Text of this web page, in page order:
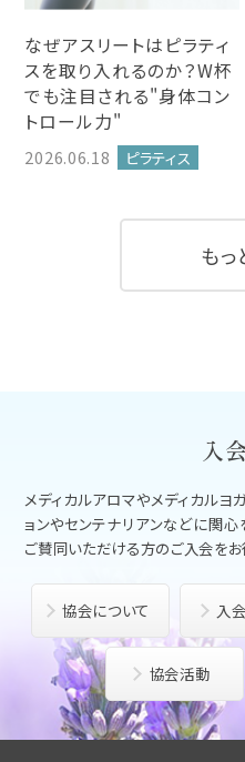
なぜアスリートはピラティ
スを取り入れるのか？W杯
でも注目される"身体コン
トロール力"
2026.06.18 ピラティス
もっ
入
メディカルアロマやメディカルヨ
ョンやセンテナリアンなどに関心
ご賛同いただける方のご入会をお
協会について 入
協会活動